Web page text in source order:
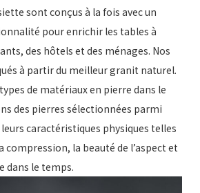
sont conçus à la fois avec un
pour enrichir les tables à
des hôtels et des ménages. Nos
à partir du meilleur granit naturel.
de matériaux en pierre dans le
des pierres sélectionnées parmi
caractéristiques physiques telles
compression, la beauté de l’aspect et
dans le temps.